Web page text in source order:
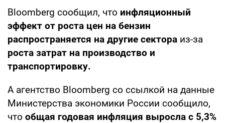
Bloomberg сообщил, что инфляционный
эффект от роста цен на бензин
распространяется на другие сектора из-за
роста затрат на производство и
транспортировку.
А агентство Bloomberg со ссылкой на данные
Министерства экономики России сообщило,
что общая годовая инфляция выросла с 5,3%